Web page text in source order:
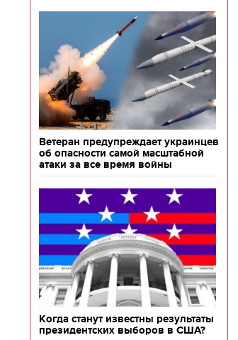
Ветеран предупреждает украинцев
об опасности самой масштабной
атаки за все время войны
Когда станут известны результаты
президентских выборов в США?